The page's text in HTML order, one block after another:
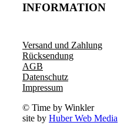
INFORMATION
Versand und Zahlung
Rücksendung
AGB
Datenschutz
Impressum
© Time by Winkler
site by Huber Web Media